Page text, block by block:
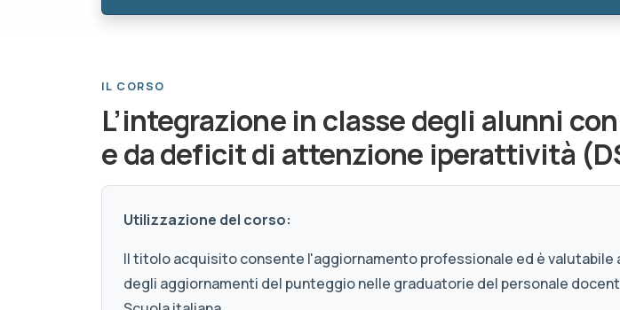
IL CORSO
L’integrazione in classe degli alunni
e da deficit di attenzione iperattività
Utilizzazione del corso:
Il titolo acquisito consente l'aggiornamento professionale ed è valutabile
degli aggiornamenti del punteggio nelle graduatorie del personale